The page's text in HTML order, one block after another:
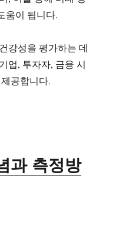
움이 됩니다.
강성을 평가하는 데
업, 투자자, 금융 시
공합니다.
과 측정방